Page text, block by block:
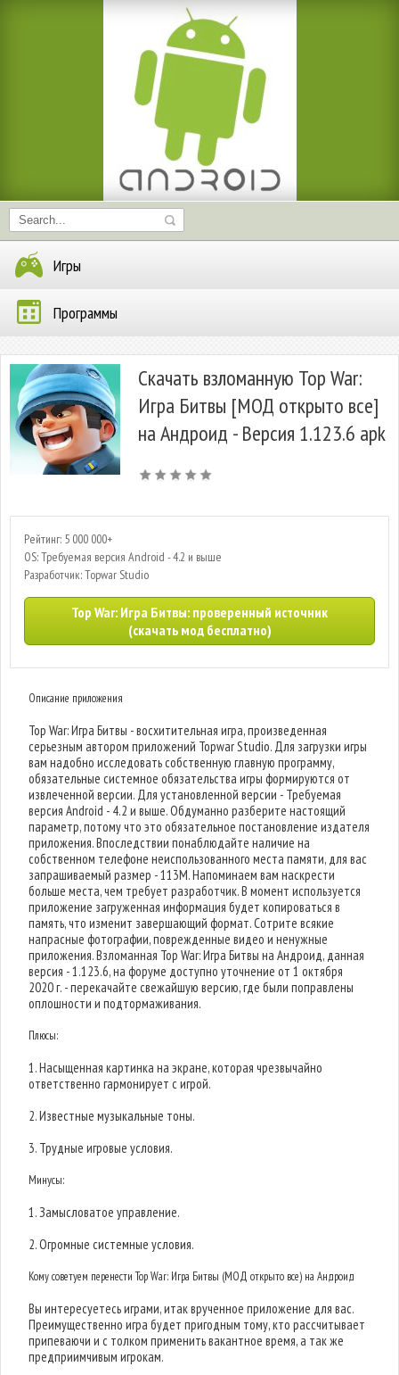
Игры
Программы
Скачать взломанную Top War:
Игра Битвы [МОД открыто все]
на Андроид - Версия 1.123.6 apk
Рейтинг: 5 000 000+
OS: Требуемая версия Android - 4.2 и выше
Разработчик: Topwar Studio
Top War: Игра Битвы: проверенный источник
(скачать мод бесплатно)
Описание приложения
Top War: Игра Битвы - восхитительная игра, произведенная
серьезным автором приложений Topwar Studio. Для загрузки игры
вам надобно исследовать собственную главную программу,
обязательные системное обязательства игры формируются от
извлеченной версии. Для установленной версии - Требуемая
версия Android - 4.2 и выше. Обдуманно разберите настоящий
параметр, потому что это обязательное постановление издателя
приложения. Впоследствии понаблюдайте наличие на
собственном телефоне неиспользованного места памяти, для вас
запрашиваемый размер - 113M. Напоминаем вам наскрести
больше места, чем требует разработчик. В момент используется
приложение загруженная информация будет копироваться в
память, что изменит завершающий формат. Сотрите всякие
напрасные фотографии, поврежденные видео и ненужные
приложения. Взломанная Top War: Игра Битвы на Андроид, данная
версия - 1.123.6, на форуме доступно уточнение от 1 октября
2020 г. - перекачайте свежайшую версию, где были поправлены
оплошности и подтормаживания.
Плюсы:
1. Насыщенная картинка на экране, которая чрезвычайно
ответственно гармонирует с игрой.
2. Известные музыкальные тоны.
3. Трудные игровые условия.
Минусы:
1. Замысловатое управление.
2. Огромные системные условия.
Кому советуем перенести Top War: Игра Битвы (МОД открыто все) на Андроид
Вы интересуетесь играми, итак врученное приложение для вас.
Преимущественно игра будет пригодным тому, кто рассчитывает
припеваючи и с толком применить вакантное время, а так же
предприимчивым игрокам.